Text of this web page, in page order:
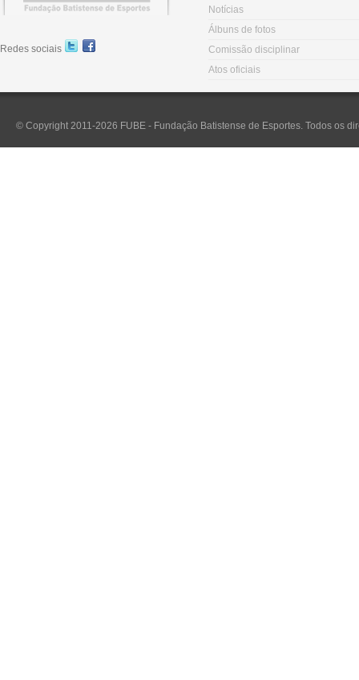
Redes sociais
Notícias
Álbuns de fotos
Comissão disciplinar
Atos oficiais
© Copyright 2011-2026 FUBE - Fundação Batistense de Esportes. Todos os